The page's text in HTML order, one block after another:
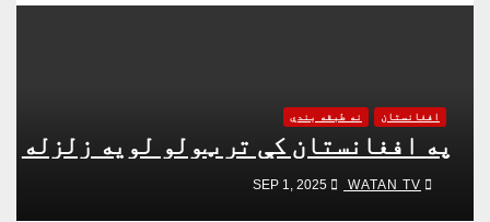
افغانستان نه طبقه بندي
په افغانستان کې تر ټولو لویه زلزله
WATAN TV